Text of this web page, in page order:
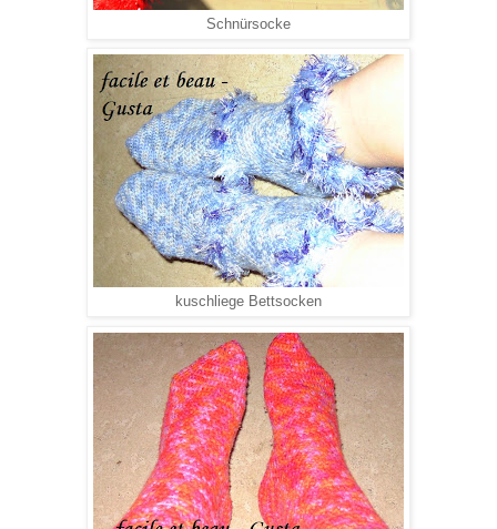
Schnürsocke
kuschliege Bettsocken